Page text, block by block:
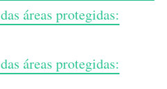
áreas protegidas:
áreas protegidas: